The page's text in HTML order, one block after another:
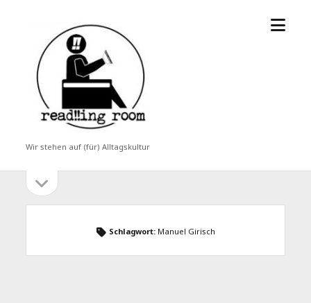
read!!ing
room
Wir stehen auf (für) Alltagskultur
Menü
Seitenleiste
öffnen
Schlagwort: Manuel Girisch